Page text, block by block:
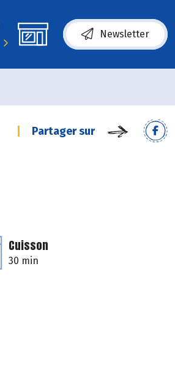
Newsletter
Partager sur
Cuisson
30 min